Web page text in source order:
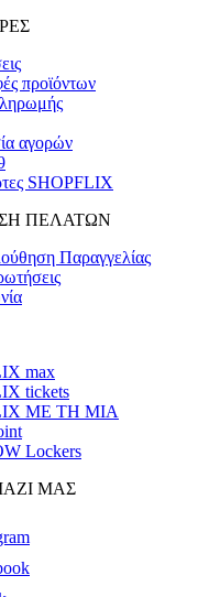
προϊόντων
αγορών
SHOPFLIX
ΠΕΛΑΤΩΝ
Παραγγελίας
max
tickets
ΜΕ ΤΗ ΜΙΑ
Lockers
ΜΑΣ